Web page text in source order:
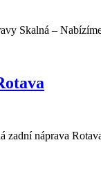
Skalná –
zadní náprava